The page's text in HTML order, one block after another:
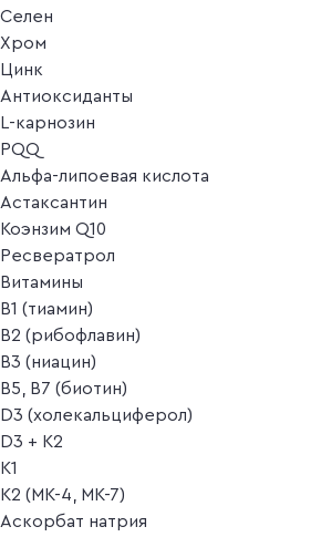
Селен
Хром
Цинк
Антиоксиданты
L-карнозин
PQQ
Альфа-липоевая кислота
Астаксантин
Коэнзим Q10
Ресвератрол
Витамины
B1 (тиамин)
B2 (рибофлавин)
B3 (ниацин)
B5, B7 (биотин)
D3 (холекальциферол)
D3 + K2
K1
K2 (MK-4, MK-7)
Аскорбат натрия